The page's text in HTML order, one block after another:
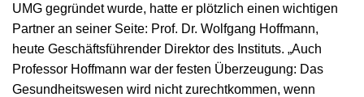
UMG gegründet wurde, hatte er plötzlich einen wichtigen
Partner an seiner Seite: Prof. Dr. Wolfgang Hoffmann,
heute Geschäftsführender Direktor des Instituts. „Auch
Professor Hoffmann war der festen Überzeugung: Das
Gesundheitswesen wird nicht zurechtkommen, wenn